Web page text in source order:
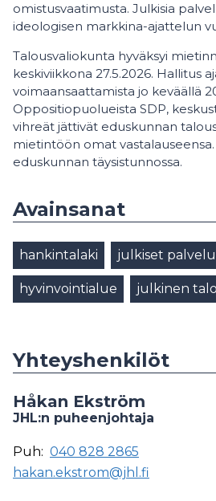
omistusvaatimusta. Julkisia
ideologisen markkina-ajattelun
Talousvaliokunta hyväksyi
keskiviikkona 27.5.2026. Hallitus
voimaansaattamista jo keväällä
Oppositiopuolueista SDP,
vihreät jättivät eduskunnan
mietintöön omat
eduskunnan täysistunnossa.
Avainsanat
hankintalaki julkiset
hyvinvointialue julkinen
Yhteyshenkilöt
Håkan Ekström
JHL:n puheenjohtaja
Puh: 040 828 2865
hakan.ekstrom@jhl.fi